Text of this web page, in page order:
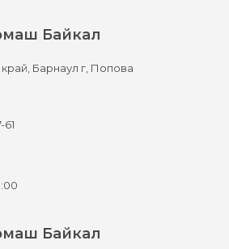
Байкал
Барнаул г, Попова
61
Байкал